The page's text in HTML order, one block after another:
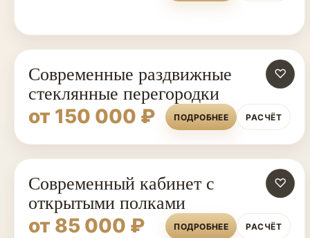
♡
Современные раздвижные
стеклянные перегородки
от 150 000 ₽
ПОДРОБНЕЕ РАСЧЁТ
♡
Современный кабинет с
открытыми полками
от 85 000 ₽
ПОДРОБНЕЕ РАСЧЁТ